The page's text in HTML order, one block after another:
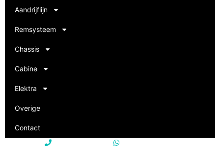
Aandrijflijn
Remsysteem
Chassis
Cabine
Elektra
Overige
Contact